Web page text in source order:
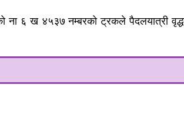
ना ६ ख ४५३७ नम्बरको ट्रकले पैदलयात्री